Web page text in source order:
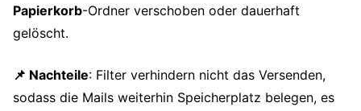
Papierkorb-Ordner verschoben oder dauerhaft
gelöscht.
📌 Nachteile: Filter verhindern nicht das Versenden,
sodass die Mails weiterhin Speicherplatz belegen, es